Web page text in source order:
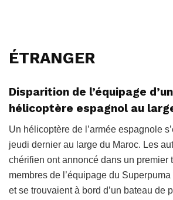
ÉTRANGER
Disparition de l’équipage d’un
hélicoptère espagnol au
Un hélicoptère de l’armée espagnole
jeudi dernier au large du Maroc. Les
chérifien ont annoncé dans un premier
membres de l’équipage du
et se trouvaient à bord d’un bateau de